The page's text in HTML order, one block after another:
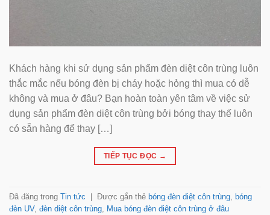
Khách hàng khi sử dụng sản phẩm đèn diệt côn trùng luôn
thắc mắc nếu bóng đèn bị cháy hoặc hỏng thì mua có dễ
không và mua ở đâu? Bạn hoàn toàn yên tâm về việc sử
dụng sản phẩm đèn diệt côn trùng bởi bóng thay thế luôn
có sẵn hàng để thay […]
TIẾP TỤC ĐỌC →
Đã đăng trong Tin tức Được gắn thẻ bóng đèn diệt côn trùng
bóng
đèn UV, đèn diệt côn trùng
Mua bóng đèn diệt côn trùng ở đâu